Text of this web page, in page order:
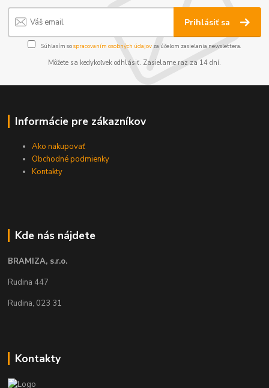
Prihlásiť sa
Súhlasím sospracovaním osobných údajov za účelom zasielania newslettera.
Môžete sa kedykoľvek odhlásiť. Zasielame raz za 14 dní.
Informácie pre zákazníkov
Ako nakupovať
Obchodné podmienky
Kontakty
Kde nás nájdete
BRAMIZA, s.r.o.
Rudina 447
Rudina, 023 31
Kontakty